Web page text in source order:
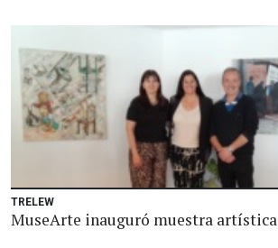
TRELEW
MuseArte inauguró muestra artística